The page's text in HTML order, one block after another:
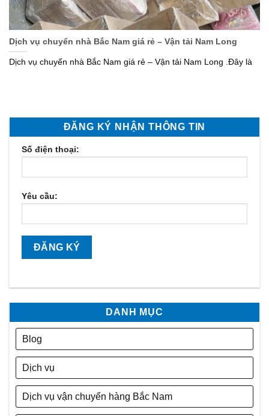
Dịch vụ chuyển nhà Bắc Nam giá rẻ – Vận tải Nam Long
Dịch vụ chuyển nhà Bắc Nam giá rẻ – Vận tải Nam Long .Đây là
ĐĂNG KÝ NHẬN THÔNG TIN
Số điện thoại:
Yêu cầu:
DANH MỤC
Blog
Dịch vụ
Dịch vụ vận chuyển hàng Bắc Nam